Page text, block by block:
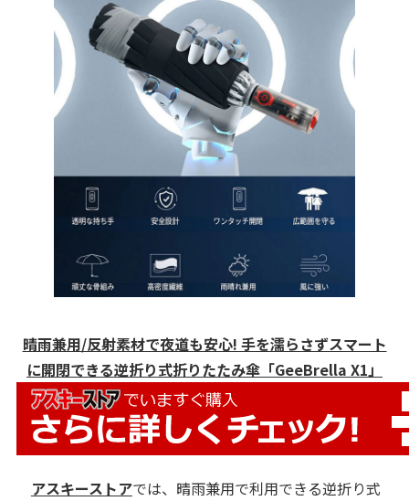
晴雨兼用/反射素材で夜道も安心! 手を濡らさずスマート
に開閉できる逆折り式折りたたみ傘「GeeBrella X1」
アスキーストアでは、晴雨兼用で利用できる逆折り式